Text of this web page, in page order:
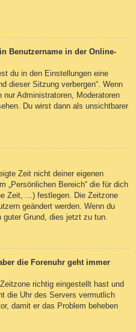
Benutzername in der Online-
du in den Einstellungen eine
dieser Sitzung verbergen“. Wenn
Administratoren, Moderatoren
Du wirst dann als unsichtbarer
Zeit nicht deiner eigenen
„Persönlichen Bereich“ die für dich
Zeit, ...) festlegen. Die Zeitzone
geändert werden. Wenn du
Grund, dies jetzt zu tun.
die Forenuhr geht immer
richtig eingestellt hast und
die Uhr des Servers vermutlich
damit er das Problem beheben